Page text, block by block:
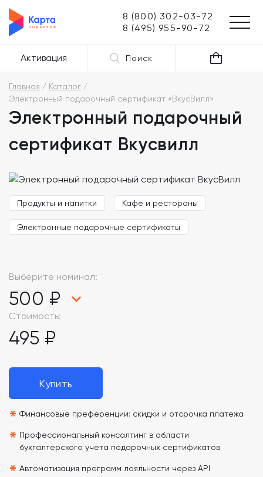
8 (800) 302-03-72
8 (495) 955-90-72
Активация Поиск
Главная
Каталог
Электронный подарочный сертификат «ВкусВилл»
Электронный подарочный
сертификат Вкусвилл
Продукты и напитки Кафе и рестораны
Электронные подарочные сертификаты
Выберите номинал:
500 ₽
Стоимость:
495 ₽
Купить
* Финансовые преференции: скидки и отсрочка платежа
* Профессиональный консалтинг в области
бухгалтерского учета подарочных сертификатов
Автоматизация программ лояльности через API